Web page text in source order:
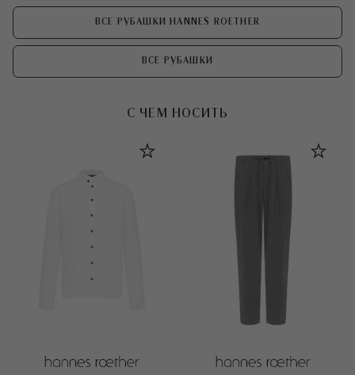
ВСЕ РУБАШКИ HANNES ROETHER
ВСЕ РУБАШКИ
С ЧЕМ НОСИТЬ